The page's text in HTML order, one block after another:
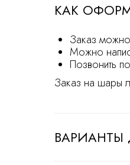
КАК
Заказ
Можно
Позвонить
Заказ на шары